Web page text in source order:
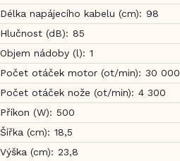
Délka napájecího kabelu (cm): 98
Hlučnost (dB): 85
Objem nádoby (l): 1
Počet otáček motor (ot/min): 30 000
Počet otáček nože (ot/min): 4 300
Příkon (W): 500
Šířka (cm): 18,5
Výška (cm): 23,8